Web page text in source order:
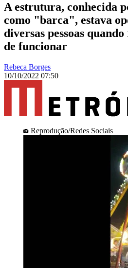
A estrutura, conhecida
como "barca", estava
diversas pessoas
de funcionar
Rebeca Borges
10/10/2022 07:50
Reprodução/Redes Sociais